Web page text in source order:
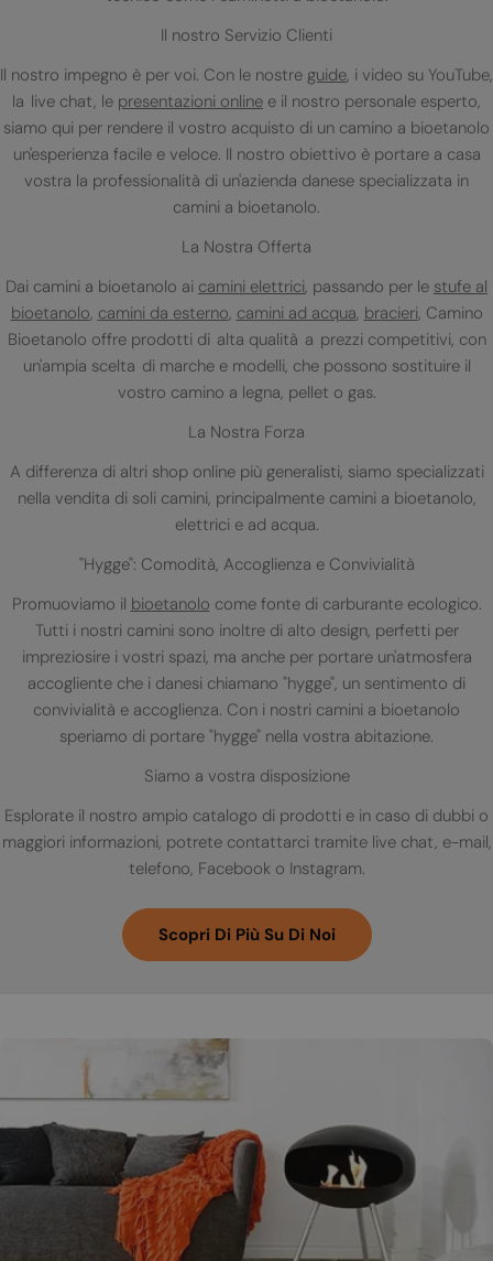
Il nostro Servizio Clienti
Il nostro impegno è per voi. Con le nostre guide, i video su YouTube,
la live chat, le presentazioni online e il nostro personale esperto,
siamo qui per rendere il vostro acquisto di un camino a bioetanolo
un'esperienza facile e veloce. Il nostro obiettivo è portare a casa
vostra la professionalità di un'azienda danese specializzata in
camini a bioetanolo.
La Nostra Offerta
Dai camini a bioetanolo ai camini elettrici, passando per le stufe al
bioetanolo, camini da esterno, camini ad acqua, bracieri, Camino
Bioetanolo offre prodotti di alta qualità a prezzi competitivi, con
un'ampia scelta di marche e modelli, che possono sostituire il
vostro camino a legna, pellet o gas.
La Nostra Forza
A differenza di altri shop online più generalisti, siamo specializzati
nella vendita di soli camini, principalmente camini a bioetanolo,
elettrici e ad acqua.
"Hygge": Comodità, Accoglienza e Convivialità
Promuoviamo il bioetanolo come fonte di carburante ecologico.
Tutti i nostri camini sono inoltre di alto design, perfetti per
impreziosire i vostri spazi, ma anche per portare un'atmosfera
accogliente che i danesi chiamano "hygge", un sentimento di
convivialità e accoglienza. Con i nostri camini a bioetanolo
speriamo di portare "hygge" nella vostra abitazione.
Siamo a vostra disposizione
Esplorate il nostro ampio catalogo di prodotti e in caso di dubbi o
maggiori informazioni, potrete contattarci tramite live chat, e-mail,
telefono, Facebook o Instagram.
Scopri Di Più Su Di Noi